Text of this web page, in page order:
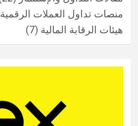
منصات تداول العملات الرقمية
هيئات الرقابة المالية (7)